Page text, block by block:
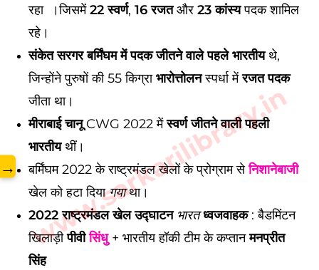
रहा ।जिसमें22 स्वर्ण, 16 रजतऔर 23 कांस्यपदक शामिल
रहे।
संकेत सरगर बर्मिंघम में पदक जीतने वाले पहले भारतीयथे,
जिन्होंने पुरुषों की 55 किग्राभारोत्तोलनस्पर्धा मेंरजत पदक
जीता था।
मीराबाई चानूCWG 2022 मेंस्वर्ण जीतने वाली पहली
भारतीयथीं।
बर्मिंघम 2022 के राष्ट्रमंडल खेलों के प्रोग्राम सेनिशानेबाजी
खेल को हटा दियागयाथा।
2022 राष्ट्रमंडल खेल उद्घाटन भारतध्वजवाहक: बैडमिंटन
खिलाड़ीपीवीसिंधु+ भारतीय हॉकी टीम के कप्तानमनप्रीत
सिंह
www.sarkarilibrary.in
→